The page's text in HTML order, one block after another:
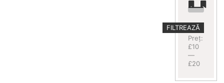
Preț
minim
Preț
maxim
FILTREAZĂ
Preț:
£10
—
£20